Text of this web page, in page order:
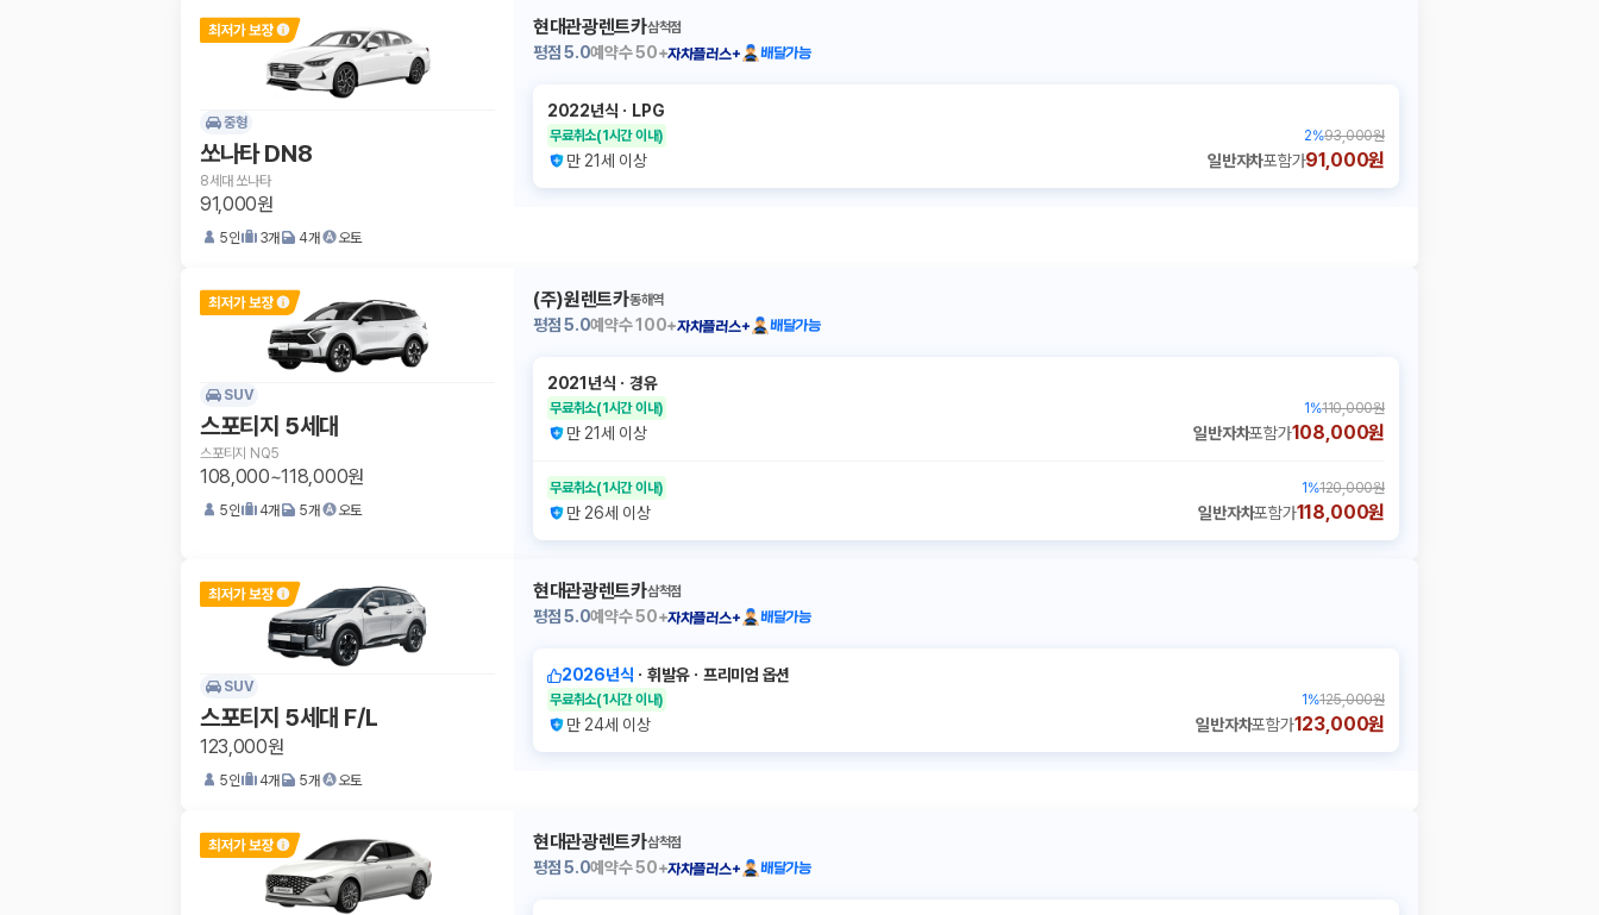
중형
쏘나타 DN8
8세대 쏘나타
91,000원
5인 3개 4개 오토
현대관광렌트카삼척점
평점5.0예약수50+자차플러스+ 배달가능
2022년식 ㆍ LPG
무료취소(1시간 이내) 2%93,000원
만 21세 이상 일반자차포함가91,000원
SUV
스포티지 5세대
스포티지 NQ5
108,000~118,000원
5인 4개 5개 오토
(주)원렌트카동해역
평점5.0예약수100+자차플러스+ 배달가능
2021년식 ㆍ경유
무료취소(1시간 이내) 1 %110,000원
만 21세 이상 일반자차포함가108,000원
무료취소(1시간 이내) 1 %120,000원
만 26세 이상 일반자차포함가118,000원
SUV
스포티지 5세대 F/L
123,000원
5인 4개 5개 오토
현대관광렌트카삼척점
평점5.0예약수50+자차플러스+ 배달가능
2026년식 ㆍ휘발유ㆍ 프리미엄 옵션
무료취소(1시간 이내) 1 %125,000원
만 24세 이상 일반자차포함가123,000원
현대관광렌트카삼척점
평점5.0예약수50+자차플러스+ 배달가능